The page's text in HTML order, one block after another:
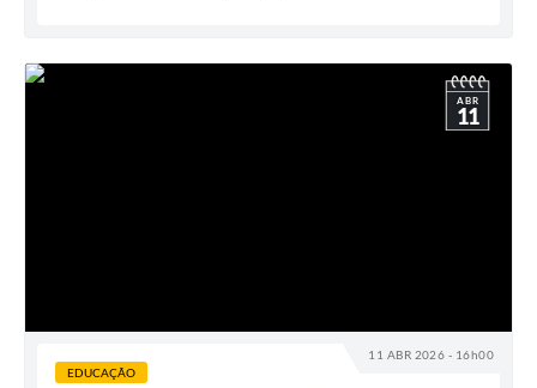
Arquivos para Download
Secretarias
11 ABR 2026 - 16h00
ABR
11
EDUCAÇÃO